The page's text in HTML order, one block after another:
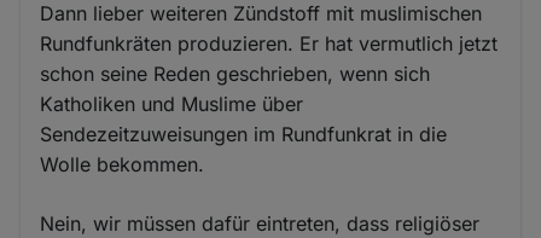
Dann lieber weiteren Zündstoff mit muslimischen
Rundfunkräten produzieren. Er hat vermutlich jetzt
schon seine Reden geschrieben, wenn sich
Katholiken und Muslime über
Sendezeitzuweisungen im Rundfunkrat in die
Wolle bekommen.
Nein, wir müssen dafür eintreten, dass religiöser